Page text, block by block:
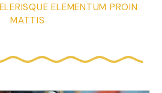
ELEMENTUM PROIN
MATTIS